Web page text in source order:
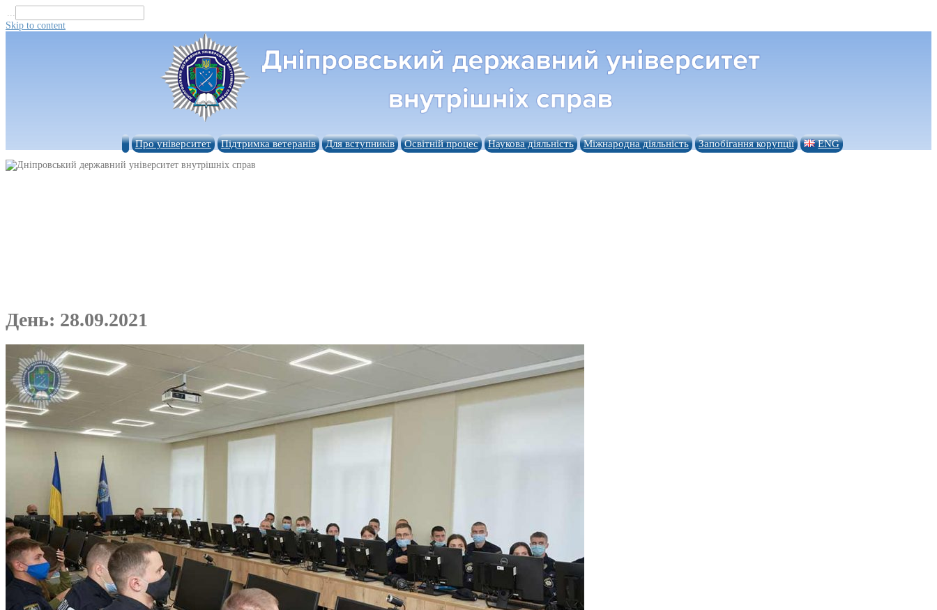
...
Skip to content
Про університет Підтримка ветеранів Для вступників Освітній процес Наукова діяльність Міжнародна діяльність Запобігання корупції ENG
День: 28.09.2021